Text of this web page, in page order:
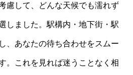
慮して、どんな天候でも濡れず
しました。駅構内・地下街・駅
、あなたの待ち合わせをスムー
。これを見れば迷うことなく相